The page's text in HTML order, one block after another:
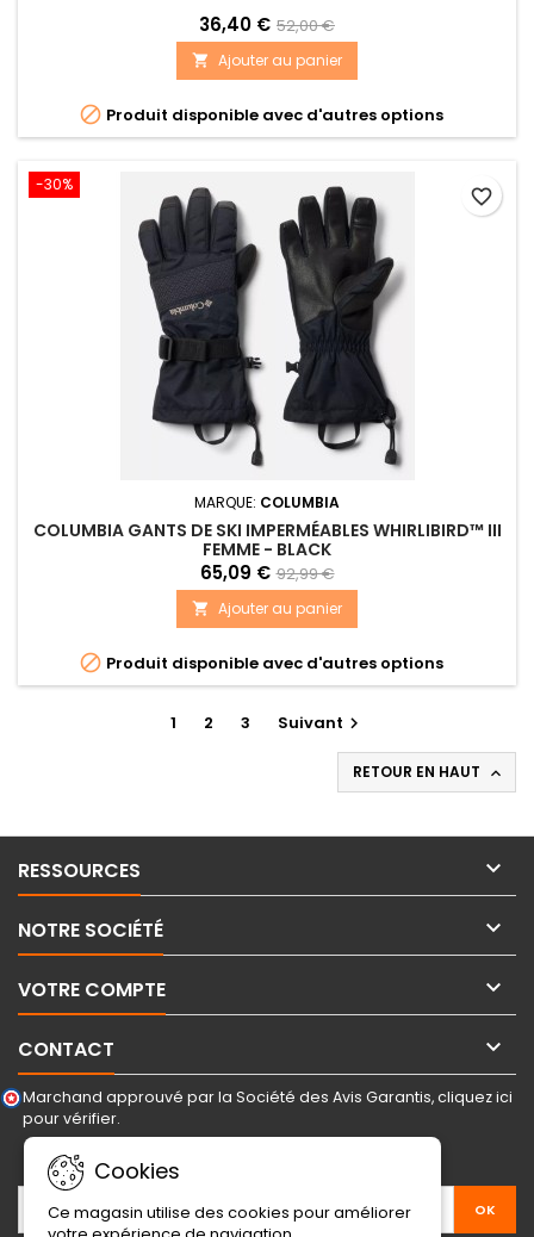
36,40 € 52,00 €
 Ajouter au panier
 Produit disponible avec d'autres options
-30%
MARQUE: COLUMBIA
COLUMBIA GANTS DE SKI IMPERMÉABLES WHIRLIBIRD™ III
FEMME - BLACK
65,09 € 92,99 €
 Ajouter au panier
 Produit disponible avec d'autres options
favorite_border
1 2 3 Suivant 
RETOUR EN HAUT 
RESSOURCES 
NOTRE SOCIÉTÉ 
VOTRE COMPTE 
CONTACT 
Cookies
Ce magasin utilise des cookies pour améliorer
Marchand approuvé par la Société des Avis Garantis,cliquez ici
pour vérifier.
LETTRE D'INFORMATIONS